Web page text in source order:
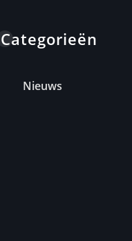
Categorieën
Nieuws